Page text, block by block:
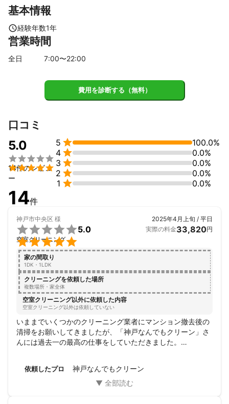
所属団体
私たちの協会はプロの掃除事業者が集まった組織であり、日々業
界の活性化を目指し、さまざまな洗剤や掃除道具を試用し、その
メンバーは多様な背景と経験を持つプロフェッショナルであり、
ることができると自負しています。
また、作業中に発生するトラブルへの対応についても、迅速かつ
的確な問題解決を図ることができる体制を整えています。このよ
今後もメンバー同士の知識の共有や連携を強化してまいります。
何かご質問やご意見がございましたら、どうぞお気軽にご連絡く
ださい。今後とも、ハウスクリーニング業界がより良くなるため
の活動にご期待いただければ幸いです。
アピールポイント
誠実に、丁寧に、スムーズに！
より良いサービスを多くの方へ！
お客様の悩みをヒアリングし解決に向けて提案させていただきま
基本情報
経験年数1年
営業時間
全日 7:00〜22:00
費用を診断する（無料）
口コミ
5.0


14件のレビュ
ー
5 
100.0%
4 
0.0%
3 
0.0%
2 
0.0%
1  0.0%
14件
神戸市中央区 様


5.0
空室クリーニング
2025年4月上旬 / 平日
実際の料金33,820円
家の間取り
1DK・1LDK
クリーニングを依頼した場所
複数場所・家全体
空室クリーニング以外に依頼した内容
空室クリーニング以外は依頼していない
いままでいくつかのクリーニング業者にマンション撤去後の
清掃をお願いしてきましたが、「神戸なんでもクリーン」さ
んには過去一の最高の仕事をしていただきました。
ました。
依頼したプロ 神戸なんでもクリーン